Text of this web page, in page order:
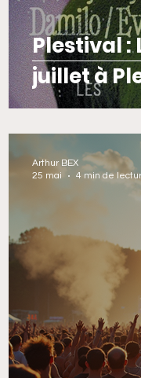
Plestival :
juillet à
Arthur BEX
25 mai
4 min de